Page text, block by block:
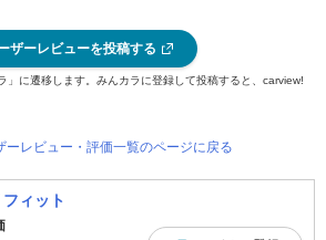
ザーレビューを投稿する
に遷移します。みんカラに登録して投稿すると、carview!
ーレビュー・評価一覧のページに戻る
ィット